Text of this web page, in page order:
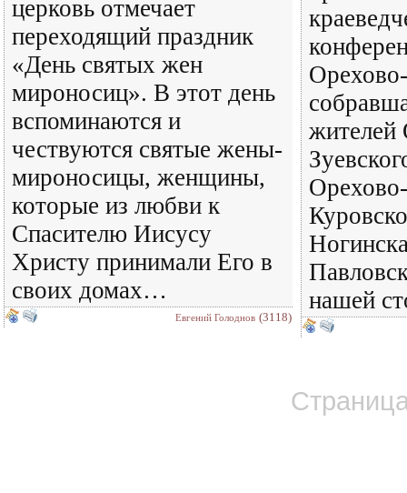
церковь отмечает
переходящий праздник
«День святых жен
мироносиц». В этот день
вспоминаются и
чествуются святые жены-
мироносицы, женщины,
которые из любви к
Спасителю Иисусу
Христу принимали Его в
своих домах…
Евгений Голоднов (3118)
жителей
нашей